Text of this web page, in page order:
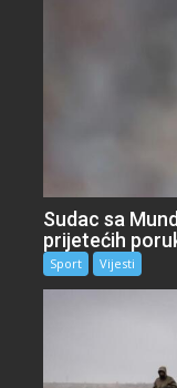
Sudac sa
prijetećih
Sport Vijesti